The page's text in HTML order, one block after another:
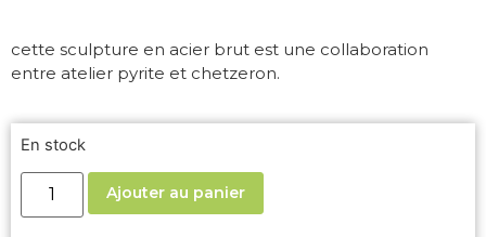
cette sculpture en acier brut est une collaboration
entre atelier pyrite et chetzeron.
En stock
Ajouter au panier